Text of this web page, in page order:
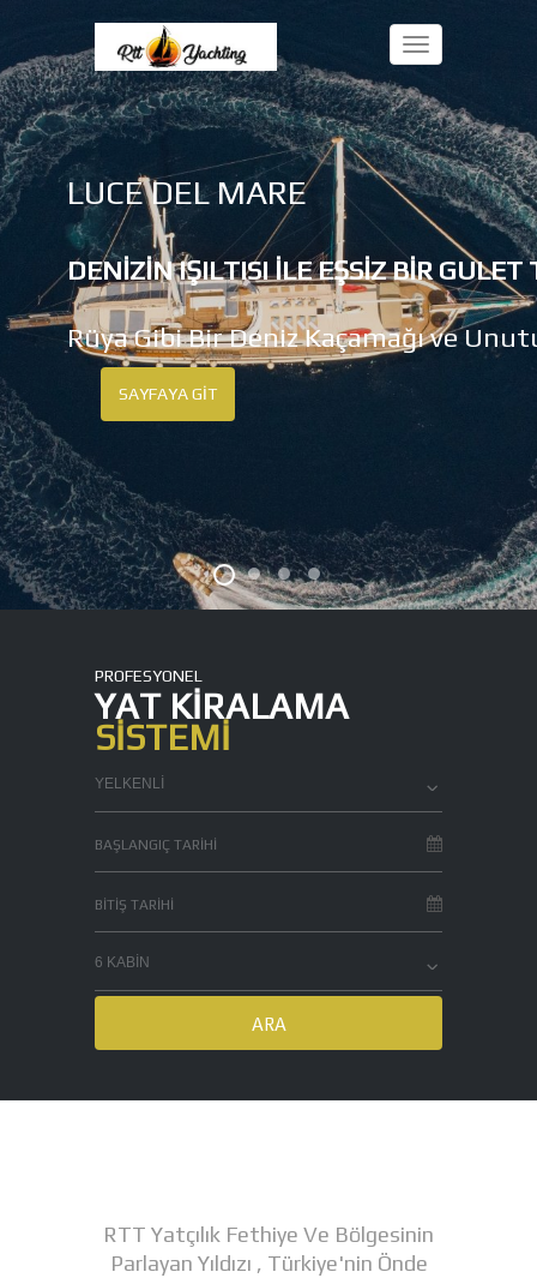
Toggle
LUCE DEL MARE
DENIZIN IŞILTISI ILE EŞSIZ BIR GULET
Rüya Gibi Bir Deniz Kaçamağı ve
SAYFAYA GIT
PROFESYONEL
YAT KIRALAMA
SISTEMI
YELKENLİ
6 KABIN
ARA
RTT Yatçılık Fethiye Ve Bölgesinin
Parlayan Yıldızı , Türkiye'nin Önde